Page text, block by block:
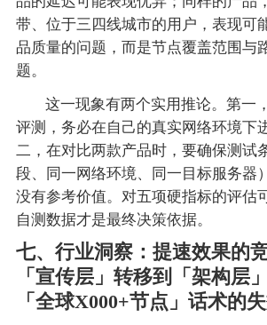
带、位于三四线城市的用户，表现可
品质量的问题，而是节点覆盖范围与
题。
这一现象有两个实用推论。第一
评测，务必在自己的真实网络环境下
二，在对比两款产品时，要确保测试
段、同一网络环境、同一目标服务器
没有参考价值。对五项硬指标的评估
自测数据才是最终决策依据。
七、行业洞察：提速效果的
「宣传层」转移到「架构层」
「全球X000+节点」话术的